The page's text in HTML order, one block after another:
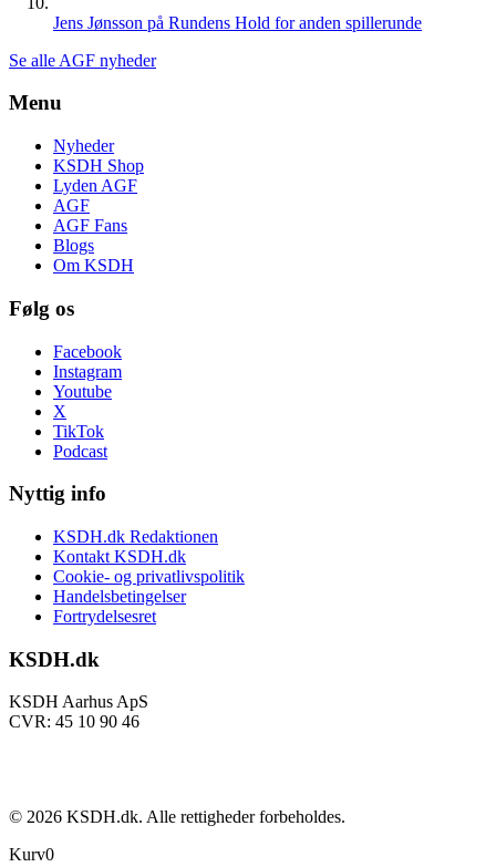
Jens Jønsson på Rundens Hold for anden spillerunde
Se alle AGF nyheder
Menu
Nyheder
KSDH Shop
Lyden AGF
AGF
AGF Fans
Blogs
Om KSDH
Følg os
Facebook
Instagram
Youtube
X
TikTok
Podcast
Nyttig info
KSDH.dk Redaktionen
Kontakt KSDH.dk
Cookie- og privatlivspolitik
Handelsbetingelser
Fortrydelsesret
KSDH.dk
KSDH Aarhus ApS
CVR: 45 10 90 46
© 2026 KSDH.dk. Alle rettigheder forbeholdes.
Kurv0